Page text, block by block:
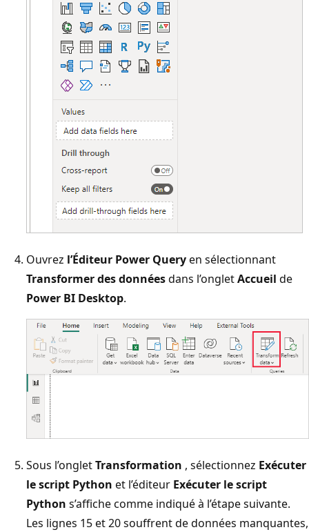
Ouvrez l’Éditeur Power Queryen sélectionnant
Transformer des donnéesdans l’ongletAccueil de
Power BI Desktop.
Sous l’ongletTransformation , sélectionnez Exécuter
le script Python et l’éditeur Exécuter le script
Python s’affiche comme indiqué à l’étape suivante.
Les lignes 15 et 20 souffrent de données manquantes,